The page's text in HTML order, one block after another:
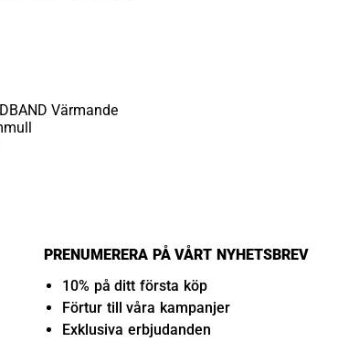
Värmande
PRENUMERERA PÅ VÅRT NYHETSBREV
10% på ditt första köp
Förtur till våra kampanjer
Exklusiva erbjudanden